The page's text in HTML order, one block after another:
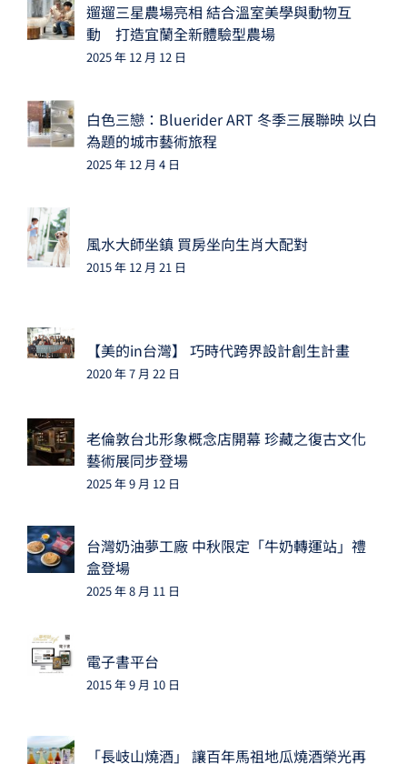
遛遛三星農場亮相 結合溫室美學與動物互
動 打造宜蘭全新體驗型農場
2025 年 12 月 12 日
白色三戀：Bluerider ART 冬季三展聯映 以白
為題的城市藝術旅程
2025 年 12 月 4 日
風水大師坐鎮 買房坐向生肖大配對
2015 年 12 月 21 日
【美的in台灣】 巧時代跨界設計創生計畫
2020 年 7 月 22 日
老倫敦台北形象概念店開幕 珍藏之復古文化
藝術展同步登場
2025 年 9 月 12 日
台灣奶油夢工廠 中秋限定「牛奶轉運站」禮
盒登場
2025 年 8 月 11 日
電子書平台
2015 年 9 月 10 日
「長岐山燒酒」 讓百年馬祖地瓜燒酒榮光再